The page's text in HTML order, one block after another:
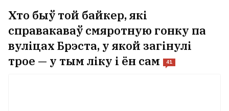
Хто быў той байкер, які
справакаваў смяротную гонку па
вуліцах Брэста, у якой загінулі
трое — у тым ліку і ён сам
41